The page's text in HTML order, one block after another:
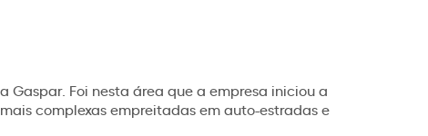
Foi nesta área que a empresa iniciou a
complexas empreitadas em auto-estradas e